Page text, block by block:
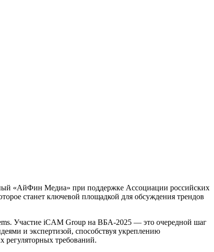
«АйФин Медиа» при поддержке Ассоциации российских
станет ключевой площадкой для обсуждения трендов
Участие iCAM Group на ВБА-2025 — это очередной шаг
и экспертизой, способствуя укреплению
регуляторных требований.